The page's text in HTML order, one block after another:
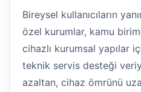
Bireysel kullanıcıların
özel kurumlar, kamu
cihazlı kurumsal yapılar
teknik servis desteği
azaltan, cihaz ömrünü